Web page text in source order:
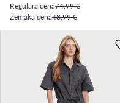
Regulārā cena74,99 €
Zemākā cena48,99 €